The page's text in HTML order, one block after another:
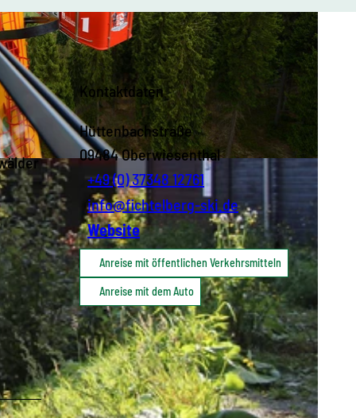
Kontaktdaten
Hüttenbachstraße
09484Oberwiesenthal
+49 (0) 37348 12761
info@fichtelberg-ski.de
Website
Anreise mit öffentlichen Verkehrsmitteln
Anreise mit dem Auto